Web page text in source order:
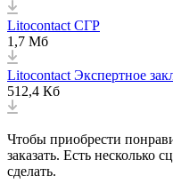
Litocontact СГР
1,7 Мб
Litocontact Экспертное
512,4 Кб
Чтобы приобрести
заказать. Есть несколько
сделать.